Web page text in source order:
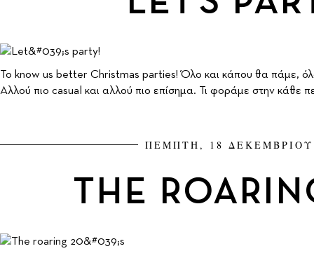
To know us better Christmas parties! Όλο και κάπου θα πάμε,
Αλλού πιο casual και αλλού πιο επίσημα. Τι φοράμε στην κάθε
ΠΕΜΠΤΗ, 18 ΔΕΚΕΜΒΡΙΟΥ
THE